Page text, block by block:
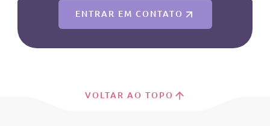
ENTRAR EM CONTATO
VOLTAR AO TOPO